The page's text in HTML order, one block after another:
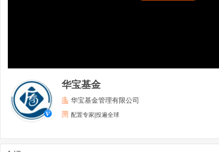
华宝基金
华宝基金管理有限公司
配置专家|投遍全球